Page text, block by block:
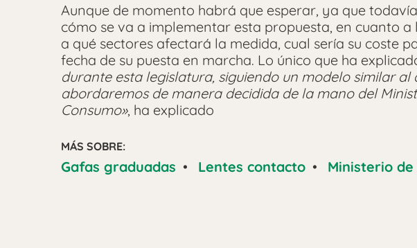
Aunque de momento habrá que esperar, ya que
cómo se va a implementar esta propuesta, en cuanto
a qué sectores afectará la medida, cual sería su coste
fecha de su puesta en marcha. Lo único que ha
durante esta legislatura, siguiendo un modelo similar al
abordaremos de manera decidida de la mano del
Consumo», ha explicado
MÁS SOBRE:
Gafas graduadas • Lentes contacto • Ministerio de